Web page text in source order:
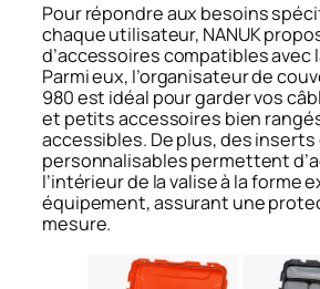
Pour répondre aux besoins
chaque utilisateur, NANUK
d’accessoires compatibles avec
Parmi eux, l’organisateur de
980 est idéal pour garder vos
et petits accessoires bien
accessibles. De plus, des
personnalisables permettent
l’intérieur de la valise à la forme
équipement, assurant une
mesure.